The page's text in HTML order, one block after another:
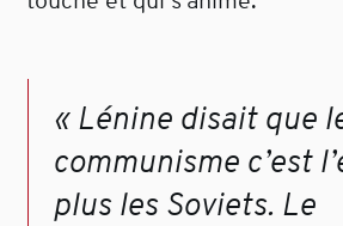
« Lénine disait que
communisme c’est
plus les Soviets. Le